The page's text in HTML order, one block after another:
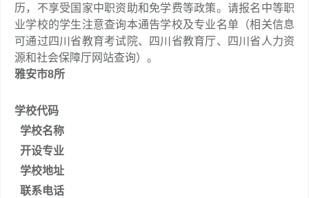
历，不享受国家中职资助和免学费等政策。请报名中等职
业学校的学生注意查询本通告学校及专业名单（相关信息
可通过四川省教育考试院、四川省教育厅、四川省人力资
源和社会保障厅网站查询）。
雅安市8所
学校代码
学校名称
开设专业
学校地址
联系电话